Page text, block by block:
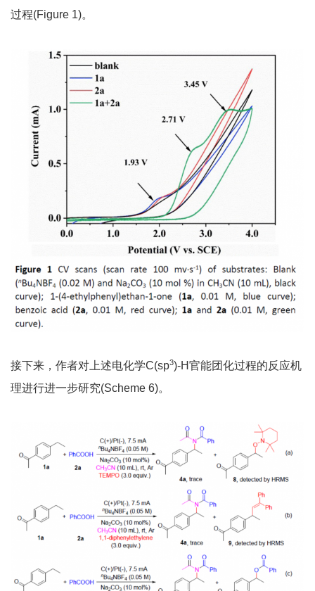
过程(Figure 1)。
接下来，作者对上述电化学C(sp3)-H官能团化过程的反应机
理进行进一步研究(Scheme 6)。